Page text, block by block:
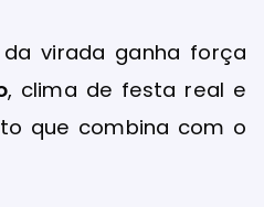
virada ganha força
, clima de festa real e
que combina com o